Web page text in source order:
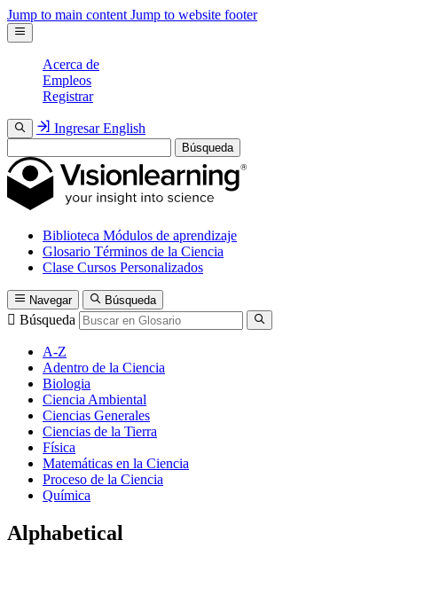
Jump to main content Jump to website footer
Acerca de
Empleos
Registrar
Ingresar English
Búsqueda
Biblioteca Módulos de aprendizaje
Glosario Términos de la Ciencia
Clase Cursos Personalizados
Navegar Búsqueda
Búsqueda
A-Z
Adentro de la Ciencia
Biologia
Ciencia Ambiental
Ciencias Generales
Ciencias de la Tierra
Física
Matemáticas en la Ciencia
Proceso de la Ciencia
Química
Alphabetical